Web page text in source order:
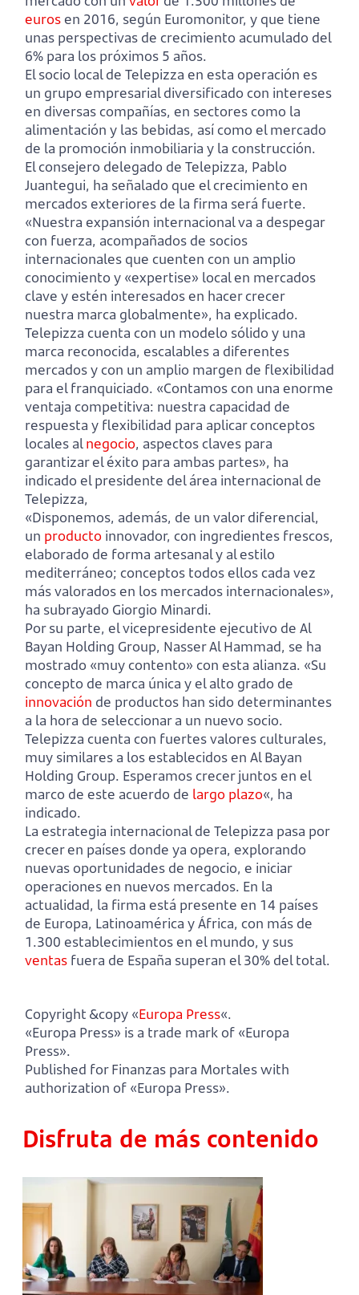
eurosen 2016, según Euromonitor, y que tiene
unas perspectivas de crecimiento acumulado del
6% para los próximos 5 años.
El socio local de Telepizza en esta operación es
un grupo empresarial diversificado con intereses
en diversas compañías, en sectores como la
alimentación y las bebidas, así como el mercado
de la promoción inmobiliaria y la construcción.
El consejero delegado de Telepizza, Pablo
Juantegui, ha señalado que el crecimiento en
mercados exteriores de la firma será fuerte.
«Nuestra expansión internacional va a despegar
con fuerza, acompañados de socios
internacionales que cuenten con un amplio
conocimiento y «expertise» local en mercados
clave y estén interesados en hacer crecer
nuestra marca globalmente», ha explicado.
Telepizza cuenta con un modelo sólido y una
marca reconocida, escalables a diferentes
mercados y con un amplio margen de flexibilidad
para el franquiciado. «Contamos con una enorme
ventaja competitiva: nuestra capacidad de
respuesta y flexibilidad para aplicar conceptos
locales alnegocio, aspectos claves para
garantizar el éxito para ambas partes», ha
indicado el presidente del área internacional de
Telepizza,
«Disponemos, además, de un valor diferencial,
un producto innovador, con ingredientes frescos,
elaborado de forma artesanal y al estilo
mediterráneo; conceptos todos ellos cada vez
más valorados en los mercados internacionales»,
ha subrayado Giorgio Minardi.
Por su parte, el vicepresidente ejecutivo de Al
Bayan Holding Group, Nasser Al Hammad, se ha
mostrado «muy contento» con esta alianza. «Su
concepto de marca única y el alto grado de
innovación de productos han sido determinantes
a la hora de seleccionar a un nuevo socio.
Telepizza cuenta con fuertes valores culturales,
muy similares a los establecidos en Al Bayan
Holding Group. Esperamos crecer juntos en el
marco de este acuerdo de largo plazo«, ha
indicado.
La estrategia internacional de Telepizza pasa por
crecer en países donde ya opera, explorando
nuevas oportunidades de negocio, e iniciar
operaciones en nuevos mercados. En la
actualidad, la firma está presente en 14 países
de Europa, Latinoamérica y África, con más de
1.300 establecimientos en el mundo, y sus
ventas fuera de España superan el 30% del total.
Copyright &copy «Europa Press«.
«Europa Press» is a trade mark of «Europa
Press».
Published for Finanzas para Mortales with
authorization of «Europa Press».
Disfruta de más contenido